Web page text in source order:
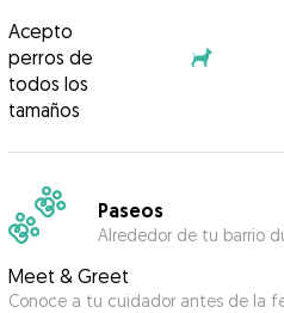
Acepto
perros de
todos los
tamaños
Paseos
Alrededor de tu barrio
Meet & Greet
Conoce a tu cuidador antes de la